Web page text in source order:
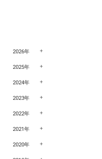
2026年
2025年
2024年
2023年
2022年
2021年
2020年